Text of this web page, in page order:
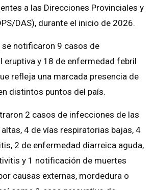
a las Direcciones Provinciales y
DAS), durante el inicio de 2026.
se notificaron 9 casos de
eruptiva y 18 de enfermedad febril
refleja una marcada presencia de
distintos puntos del país.
2 casos de infecciones de las
4 de vías respiratorias bajas, 4
2 de enfermedad diarreica aguda,
y 1 notificación de muertes
causas externas, mordedura o